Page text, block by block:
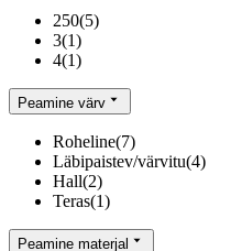
250(5)
3(1)
4(1)
Peamine värv
Roheline(7)
Läbipaistev/värvitu(4)
Hall(2)
Teras(1)
Peamine materjal